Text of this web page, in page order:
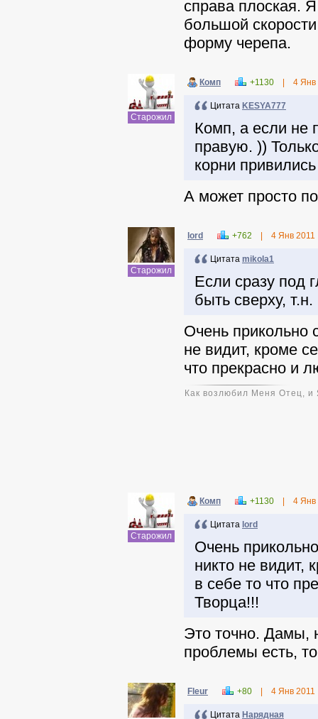
справа плоская.
большой
форму черепа.
Старожил
Комп +1130 4 Янв
Цитата KESYA777
Комп, а если не
правую. ))
корни
А может просто
Старожил
lord +762 4 Янв 2011
Цитата mikola1
Если сразу под
быть сверху,
Очень прикольно
не видит, кроме
что прекрасно и
Как возлюбил Меня Отец,
Старожил
Комп +1130 4 Янв
Цитата lord
Очень
никто не
в себе то что
Творца!!!
Это точно. Дамы,
проблемы есть,
Fleur +80 4 Янв 2011
Цитата Нарядная